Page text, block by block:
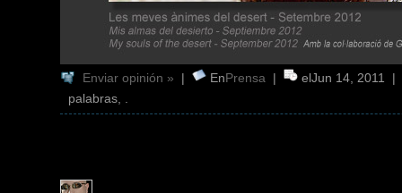
Enviar opinión » | EnPrensa |
elJun 14, 2011
palabras, .